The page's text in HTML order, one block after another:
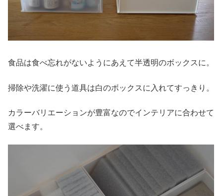
食品は食べ忘れがないようにあえて半透明のボックスに。
掃除や洗濯に使う道具は白のボックスに入れてすっきり。
カラーバリエーションが豊富なのでインテリアに合わせて
選べます。